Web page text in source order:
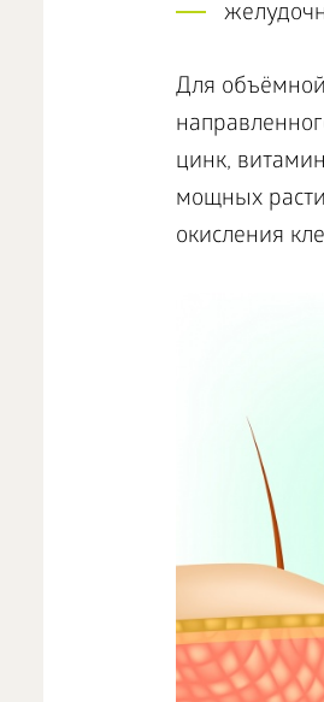
Для
цинк,
мощных
окисления